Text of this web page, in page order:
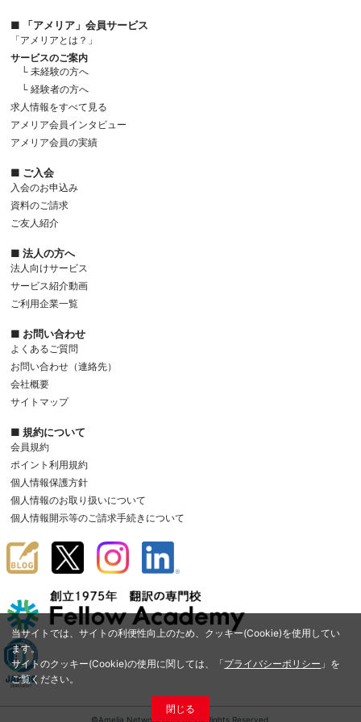
当サイトでは、サイトの利便性向上のため、クッキー(Cookie)を使用してい
ます。
サイトのクッキー(Cookie)の使用に関しては、「プライバシーポリシー 」を
ご覧ください。
閉じる
■ 「アメリア」会員サービス
「アメリアとは？」
サービスのご案内
└ 未経験の方へ
└ 経験者の方へ
求人情報をすべて見る
アメリア会員インタビュー
アメリア会員の実績
■ ご入会
入会のお申込み
資料のご請求
ご友人紹介
■ 法人の方へ
法人向けサービス
サービス紹介動画
ご利用企業一覧
■ お問い合わせ
よくあるご質問
お問い合わせ（連絡先）
会社概要
サイトマップ
■ 規約について
会員規約
ポイント利用規約
個人情報保護方針
個人情報のお取り扱いについて
個人情報開示等のご請求手続きについて
©Amelia Network Co.,Ltd. All Rights Reserved.